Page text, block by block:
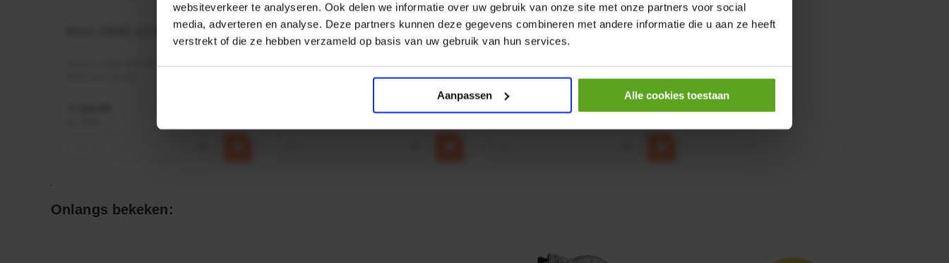
websiteverkeer te analyseren. Ook delen we informatie over uw gebruik van onze site met onze partners voor social
media, adverteren en analyse. Deze partners kunnen deze gegevens combineren met andere informatie die u aan ze heeft
verstrekt of die ze hebben verzameld op basis van uw gebruik van hun services.
Aanpassen Alle cookies toestaan
Motor 24VDC 2,2 kw + PTC
MPPDCM24V2200TP
Rotator CPR 5-01 50kN 4mm x
Ø17mm
Artikelnummer:CPR501
HP 12 MOTOR B14 380VAC 0,25KW
Artikelnummer:OK9HPA1240
Merknaam:Emmegi
Onlangs bekeken: